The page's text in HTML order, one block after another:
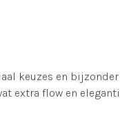
keuzes en
extra flow en